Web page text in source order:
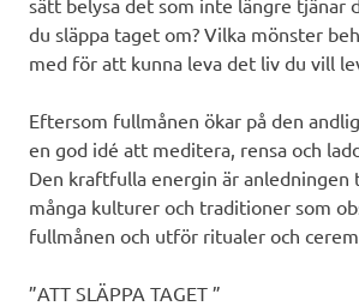
du släppa taget om? Vilka mönster
med för att kunna leva det liv du vill
Eftersom fullmånen ökar på den
en god idé att meditera, rensa och
Den kraftfulla energin är anledningen
många kulturer och traditioner som
fullmånen och utför ritualer och
”ATT SLÄPPA TAGET ”